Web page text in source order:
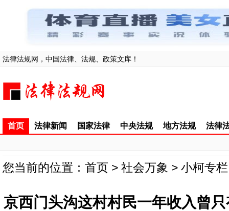
法律法规网，中国法律、法规、政策文库！
首页 法律新闻 国家法律 中央法规 地方法规 法律
您当前的位置： 首页 > 社会万象 > 小柯专栏
京西门头沟这村村民一年收入曾